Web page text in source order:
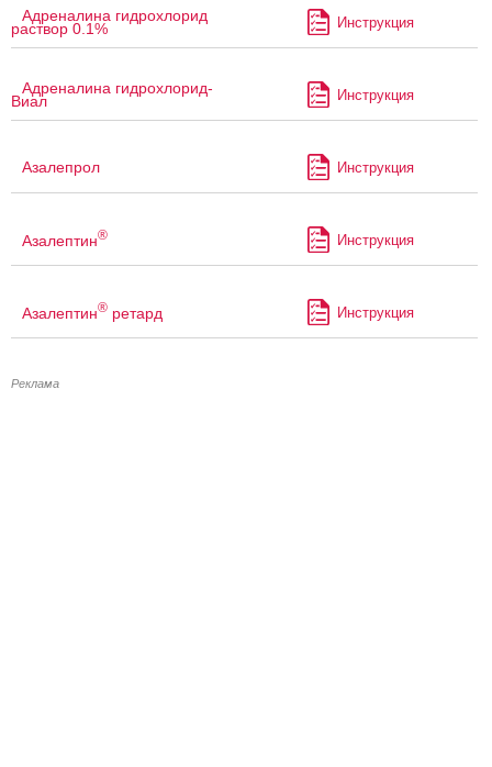
Адреналина гидрохлорид
раствор 0.1% Инструкция
Адреналина гидрохлорид-
Виал Инструкция
Азалепрол Инструкция
Азалептин® Инструкция
Азалептин® ретард Инструкция
Реклама